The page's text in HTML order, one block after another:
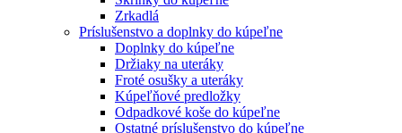
Zrkadlá
Príslušenstvo a doplnky do kúpeľne
Doplnky do kúpeľne
Držiaky na uteráky
Froté osušky a uteráky
Kúpeľňové predložky
Odpadkové koše do kúpeľne
Ostatné príslušenstvo do kúpeľne